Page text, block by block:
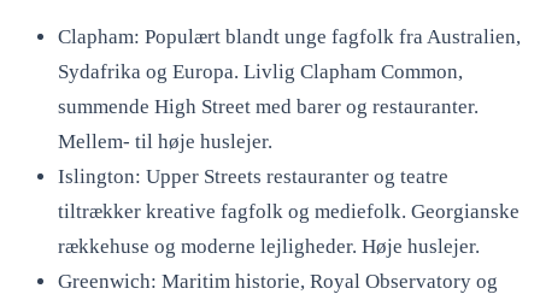
Clapham: Populært blandt unge fagfolk fra Australien,
Sydafrika og Europa. Livlig Clapham Common,
summende High Street med barer og restauranter.
Mellem- til høje huslejer.
Islington: Upper Streets restauranter og teatre
tiltrækker kreative fagfolk og mediefolk. Georgianske
rækkehuse og moderne lejligheder. Høje huslejer.
Greenwich: Maritim historie, Royal Observatory og